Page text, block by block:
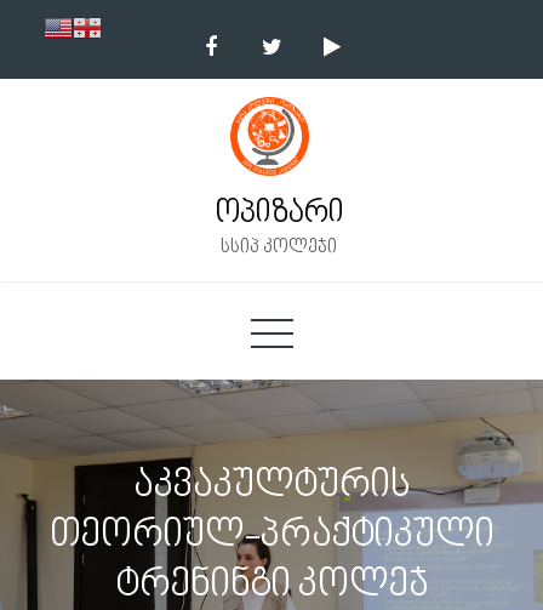
content
ოპიზარი
სსიპ კოლეჯი
აკვაკულტურის
თეორიულ-პრაქტიკული
ტრენინგი კოლეჯ